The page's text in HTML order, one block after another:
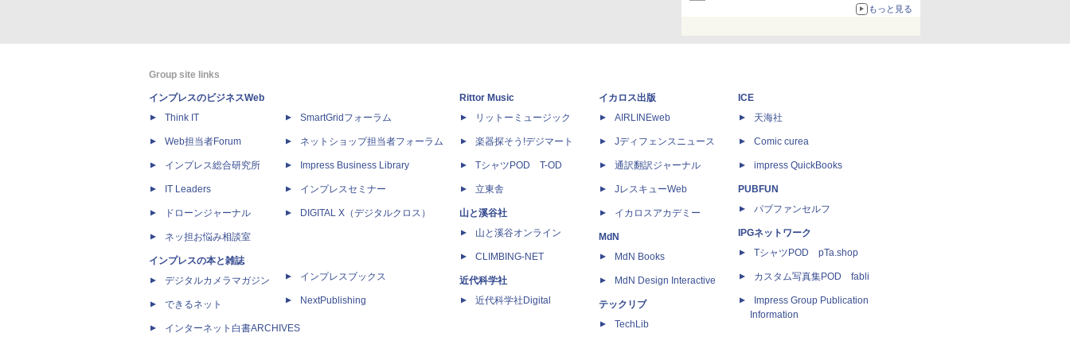
もっと見る
Group site links
インプレスのビジネスWeb
Think IT
Web担当者Forum
インプレス総合研究所
IT Leaders
ドローンジャーナル
ネッ担お悩み相談室
インプレスの本と雑誌
デジタルカメラマガジン
できるネット
インターネット白書ARCHIVES
SmartGridフォーラム
ネットショップ担当者フォーラム
Impress Business Library
インプレスセミナー
DIGITAL X（デジタルクロス）
インプレスブックス
NextPublishing
Rittor Music
リットーミュージック
楽器探そう!デジマート
TシャツPOD T-OD
立東舎
山と溪谷社
山と溪谷オンライン
CLIMBING-NET
近代科学社
近代科学社Digital
イカロス出版
AIRLINEweb
Jディフェンスニュース
通訳翻訳ジャーナル
JレスキューWeb
イカロスアカデミー
MdN
MdN Books
MdN Design Interactive
テックリブ
TechLib
ICE
天海社
Comic curea
impress QuickBooks
PUBFUN
パブファンセルフ
IPGネットワーク
TシャツPOD pTa.shop
カスタム写真集POD fabli
Impress Group Publication
Information